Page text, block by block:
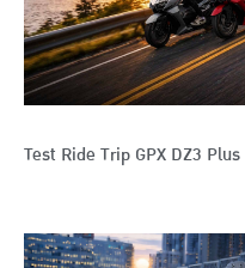
Test Ride Trip GPX DZ3 Plus